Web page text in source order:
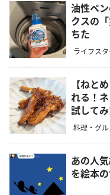
油性ペ
クスの
ちた
ライフス
【ねと
れる！
試して
料理・グル
あの人
を絵本